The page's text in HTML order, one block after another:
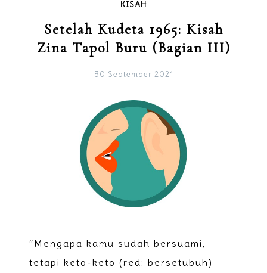
KISAH
Setelah Kudeta 1965: Kisah
Zina Tapol Buru (Bagian III)
30 September 2021
“Mengapa kamu sudah bersuami,
tetapi keto-keto (red: bersetubuh)